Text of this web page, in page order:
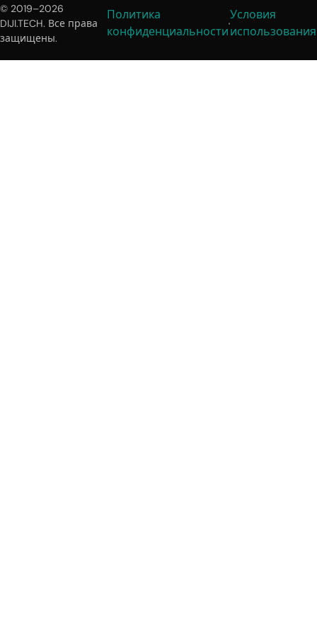
© 2019–2026
DIJI.TECH. Все права
защищены.
Политика
конфиденциальности
Условия
использования